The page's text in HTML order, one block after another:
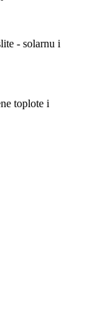
- solarnu i
toplote i